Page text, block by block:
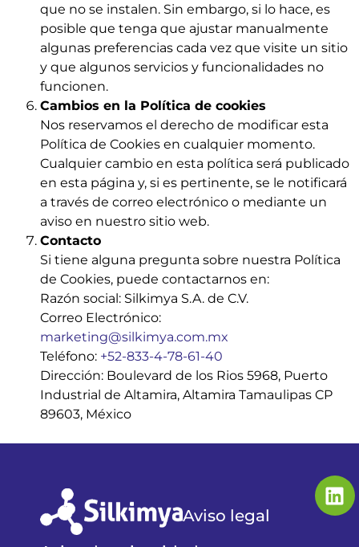
que no se instalen. Sin embargo, si lo hace, es
posible que tenga que ajustar manualmente
algunas preferencias cada vez que visite un sitio
y que algunos servicios y funcionalidades no
funcionen.
Cambios en la Política de cookies
Nos reservamos el derecho de modificar esta
Política de Cookies en cualquier momento.
Cualquier cambio en esta política será publicado
en esta página y, si es pertinente, se le notificará
a través de correo electrónico o mediante un
aviso en nuestro sitio web.
Contacto
Si tiene alguna pregunta sobre nuestra Política
de Cookies, puede contactarnos en:
Razón social: Silkimya S.A. de C.V.
Correo Electrónico:
marketing@silkimya.com.mx
Teléfono: +52-833-4-78-61-40
Dirección: Boulevard de los Rios 5968, Puerto
Industrial de Altamira, Altamira Tamaulipas CP
89603, México
Aviso legal